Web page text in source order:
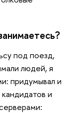
под поезд,
людей, я
придумывал и
и